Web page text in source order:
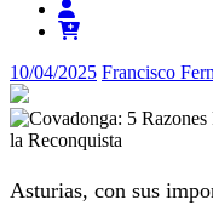
10/04/2025 Francisco
Asturias, con sus